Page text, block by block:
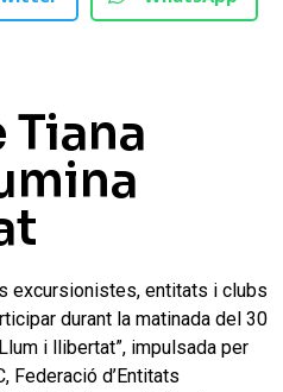
Tiana
excursionistes, entitats i clubs
durant la matinada del 30
i llibertat”, impulsada per
Federació d’Entitats